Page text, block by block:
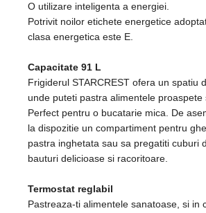
O utilizare inteligenta a energiei.
Potrivit noilor etichete energetice
clasa energetica este E.
Capacitate 91 L
Frigiderul STARCREST ofera un spatiu
unde puteti pastra alimentele proaspete
Perfect pentru o bucatarie mica. De
la dispozitie un compartiment pentru
pastra inghetata sau sa pregatiti cuburi
bauturi delicioase si racoritoare.
Termostat reglabil
Pastreaza-ti alimentele sanatoase, si in